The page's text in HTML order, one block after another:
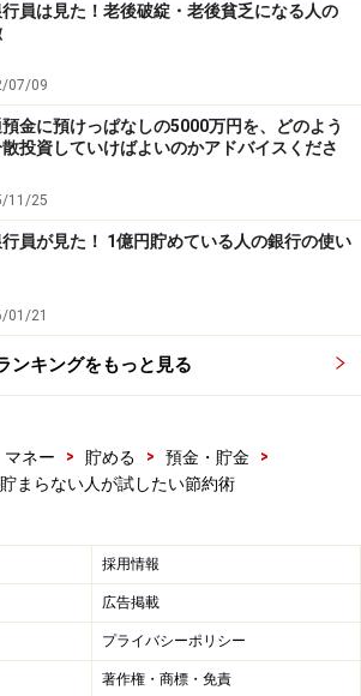
を考えてみよう
まらない、貯まりにくいというのは、
で貯まると一気に使ってしまう、急
まうことが考えられます。
金はいくらなのか？ どのようにお金
ちりとお金の配分をしてしまうと、
レスになります。ストレスが溜まる
使ってしまうこともあります。その
も大切。あらかじめ、ガス抜きで何
行員は見た！老後破綻・老後貧乏になる人の
07/09
金に預けっぱなしの5000万円を、どのよう
投資していけばよいのかアドバイスくださ
11/25
員が見た！ 1億円貯めている人の銀行の使い
01/21
ンキングをもっと見る
マネー > 貯める > 預金・貯金
>
まらない人が試したい節約術
採用情報
広告掲載
プライバシーポリシー
著作権・商標・免責